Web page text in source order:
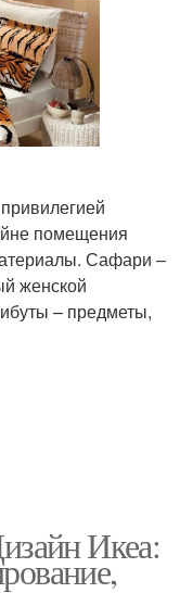
помещения
Сафари –
женской
– предметы,
Икеа: